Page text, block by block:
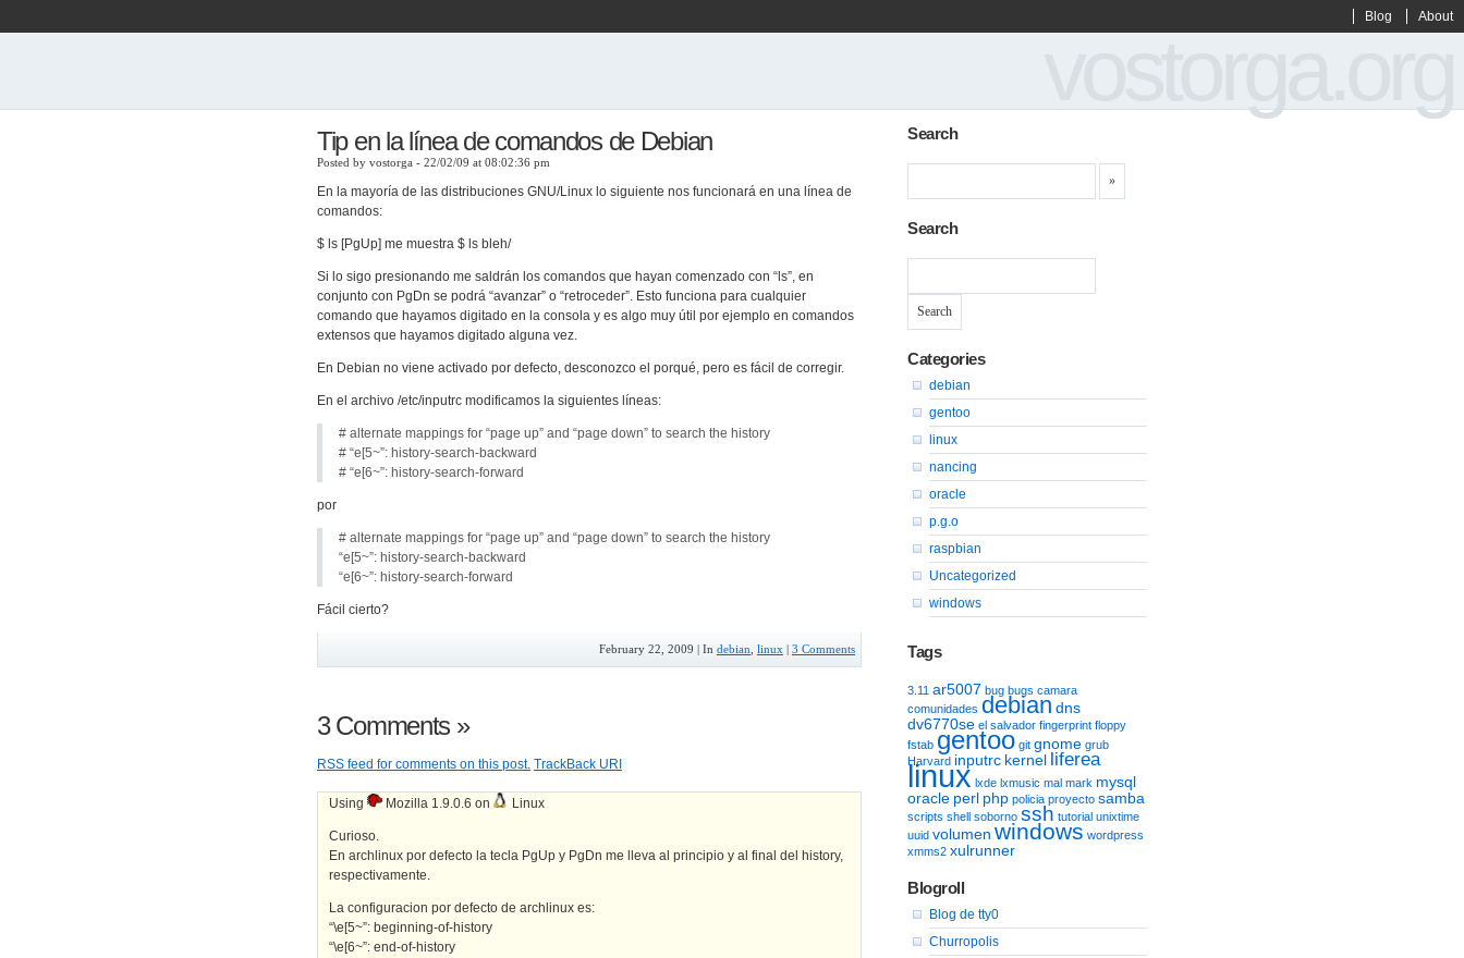
Blog About
Tip en la línea de comandos de Debian
Posted by vostorga - 22/02/09 at 08:02:36 pm
En la mayoría de las distribuciones GNU/Linux lo siguiente nos funcionará en una línea de
comandos:
$ ls [PgUp] me muestra $ ls bleh/
Si lo sigo presionando me saldrán los comandos que hayan comenzado con “ls”, en
conjunto con PgDn se podrá “avanzar” o “retroceder”. Esto funciona para cualquier
comando que hayamos digitado en la consola y es algo muy útil por ejemplo en comandos
extensos que hayamos digitado alguna vez.
En Debian no viene activado por defecto, desconozco el porqué, pero es fácil de corregir.
En el archivo /etc/inputrc modificamos la siguientes líneas:
# alternate mappings for “page up” and “page down” to search the history
# “e[5~”: history-search-backward
# “e[6~”: history-search-forward
por
# alternate mappings for “page up” and “page down” to search the history
“e[5~”: history-search-backward
“e[6~”: history-search-forward
Fácil cierto?
February 22, 2009 | In debian linux 3 Comments
3 Comments »
RSS feed for comments on this post. TrackBack URI
Using Mozilla 1.9.0.6 on Linux
Curioso.
En archlinux por defecto la tecla PgUp y PgDn me lleva al principio y al final del history,
respectivamente.
La configuracion por defecto de archlinux es:
“\e[5~”: beginning-of-history
“\e[6~”: end-of-history
Search
Search
Categories
debian
gentoo
linux
nancing
oracle
p.g.o
raspbian
Uncategorized
windows
Tags
3.11 ar5007 bug bugs camara
comunidades debian dns
dv6770se el salvador fingerprint floppy
fstab gentoo git gnome grub
Harvard inputrc kernel liferea
linux lxde lxmusic mal mark mysql
oracle perl php policia proyecto samba
scripts shell soborno ssh tutorial unixtime
uuid volumen windows wordpress
xmms2 xulrunner
Blogroll
Blog de tty0
Churropolis